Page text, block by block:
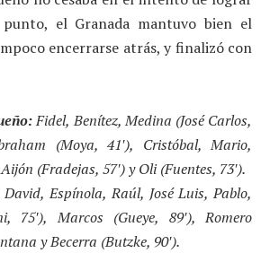
el Granada mantuvo bien el
encerrarse atrás, y finalizó con
Fidel, Benítez, Medina (José Carlos,
(Moya, 41′), Cristóbal, Mario,
(Fradejas, 57′) y Oli (Fuentes, 73′).
David, Espínola, Raúl, José Luis, Pablo,
75′), Marcos (Gueye, 89′), Romero
y Becerra (Butzke, 90′).